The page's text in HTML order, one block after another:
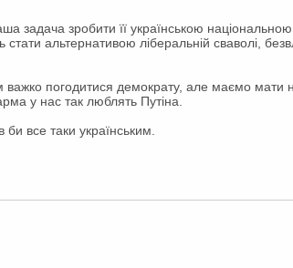
задача зробити її українською
стати альтернативою ліберальній сваволі,
важко погодитися демократу, але маємо мати
у нас так люблять Путіна.
все таки українським.